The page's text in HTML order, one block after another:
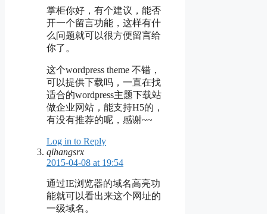
掌柜你好，有个建议，能否
开一个留言功能，这样有什
么问题就可以很方便留言给
你了。
这个wordpress theme 不错，
可以提供下载吗，一直在找
适合的wordpress主题下载站
做企业网站，能支持H5的，
有没有推荐的呢，感谢~~
Log in to Reply
qihangsrx
2015-04-08 at 19:54
通过IE浏览器的域名高亮功
能就可以看出来这个网址的
一级域名。